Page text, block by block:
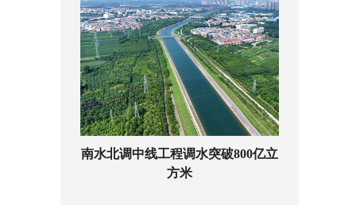
南水北调中线工程调水突破800亿立
方米